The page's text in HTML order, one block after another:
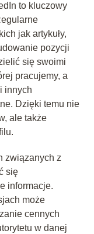
to kluczowy
jak artykuły,
pozycji
się swoimi
pracujemy, a
innych
Dzięki temu nie
ale także
związanych z
się
informacje.
może
cennych
w danej